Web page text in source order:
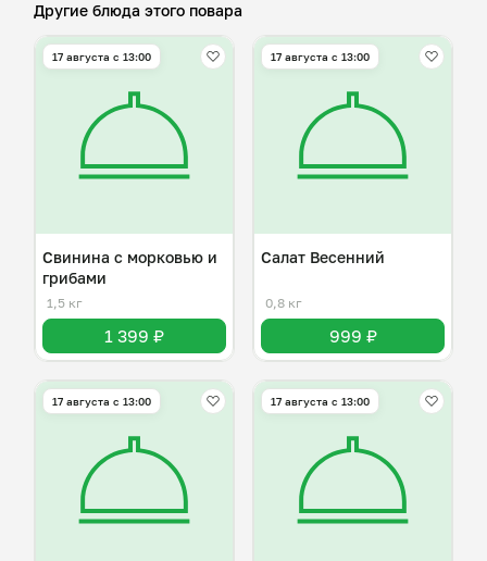
Другие блюда этого повара
17 августа с 13:00
Свинина с морковью и
грибами
1,5 кг
1 399 ₽
17 августа с 13:00
Салат Весенний
0,8 кг
999 ₽
17 августа с 13:00 17 августа с 13:00